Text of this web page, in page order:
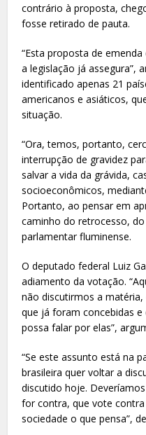
contrário à proposta,
fosse retirado de pauta.
“Esta proposta de
a legislação já assegura”,
identificado apenas 21
americanos e asiáticos,
situação.
“Ora, temos, portanto,
interrupção de gravidez
salvar a vida da grávida,
socioeconômicos,
Portanto, ao pensar em
caminho do retrocesso,
parlamentar fluminense.
O deputado federal Luiz
adiamento da votação.
não discutirmos a
que já foram concebidas
possa falar por elas”,
“Se este assunto está na
brasileira quer voltar a
discutido hoje.
for contra, que vote
sociedade o que pensa”,